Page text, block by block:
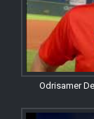
Odrisamer